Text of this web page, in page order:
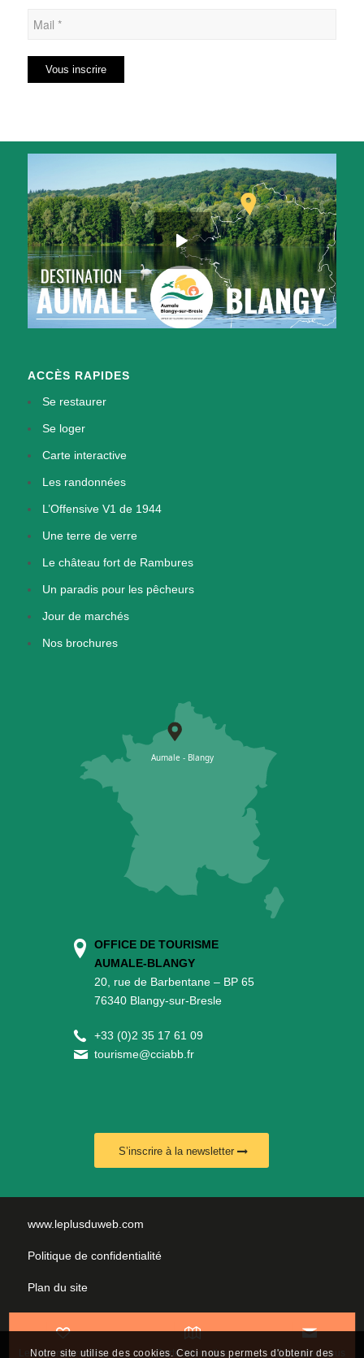
Les incontournables Carte interactive Contactez-nous
ACCÈS RAPIDES
Se restaurer
Se loger
Carte interactive
Les randonnées
L’Offensive V1 de 1944
Une terre de verre
Le château fort de Rambures
Un paradis pour les pêcheurs
Jour de marchés
Nos brochures
OFFICE DE TOURISME
AUMALE-BLANGY
20, rue de Barbentane – BP 65
76340 Blangy-sur-Bresle
+33 (0)2 35 17 61 09
tourisme@cciabb.fr
S’inscrire à la newsletter
www.leplusduweb.com
Politique de confidentialité
Plan du site
Nous contacter
Notre site utilise des cookies. Ceci nous permets d'obtenir des